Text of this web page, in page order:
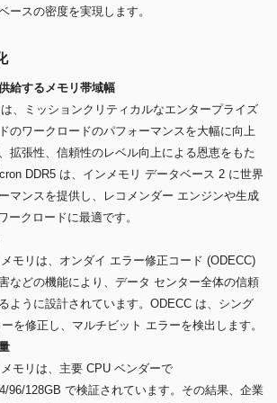
ースの密度を実現します。
給するメモリ帯域幅
、ミッションクリティカルなエンタープライズ
のワークロードのパフォーマンスを大幅に向上
拡張性、信頼性のレベル向上による恩恵をもた
DDR5 は、インメモリ データベース 2 に世界
マンスを提供し、レコメンダー エンジンや生成
ークロードに最適です。
モリは、オンダイ エラー修正コード (ODECC)
などの機能により、データ センター全体の信頼
ように設計されています。ODECC は、シング
を修正し、マルチビット エラーを検出します。
モリは、主要 CPU ベンダーで
96/128GB で検証されています。その結果、企業